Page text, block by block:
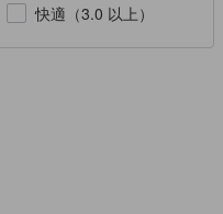
快適（3.0 以上）